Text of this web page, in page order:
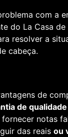
com a
do La Casa de
resolver a
cabeça.
de
de
notas
das reais ou